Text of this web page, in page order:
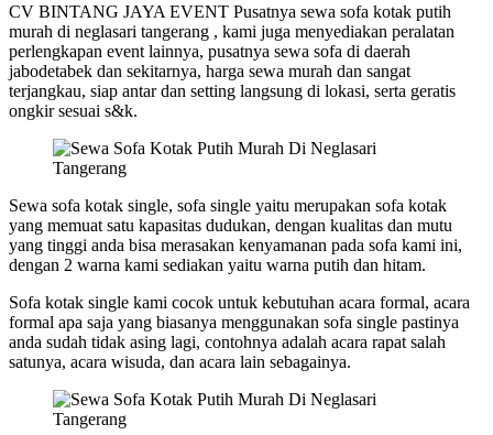
CV BINTANG JAYA EVENT Pusatnya sewa sofa kotak putih
murah di neglasari tangerang , kami juga menyediakan peralatan
perlengkapan event lainnya, pusatnya sewa sofa di daerah
jabodetabek dan sekitarnya, harga sewa murah dan sangat
terjangkau, siap antar dan setting langsung di lokasi, serta geratis
ongkir sesuai s&k.
Sewa sofa kotak single, sofa single yaitu merupakan sofa kotak
yang memuat satu kapasitas dudukan, dengan kualitas dan mutu
yang tinggi anda bisa merasakan kenyamanan pada sofa kami ini,
dengan 2 warna kami sediakan yaitu warna putih dan hitam.
Sofa kotak single kami cocok untuk kebutuhan acara formal, acara
formal apa saja yang biasanya menggunakan sofa single pastinya
anda sudah tidak asing lagi, contohnya adalah acara rapat salah
satunya, acara wisuda, dan acara lain sebagainya.